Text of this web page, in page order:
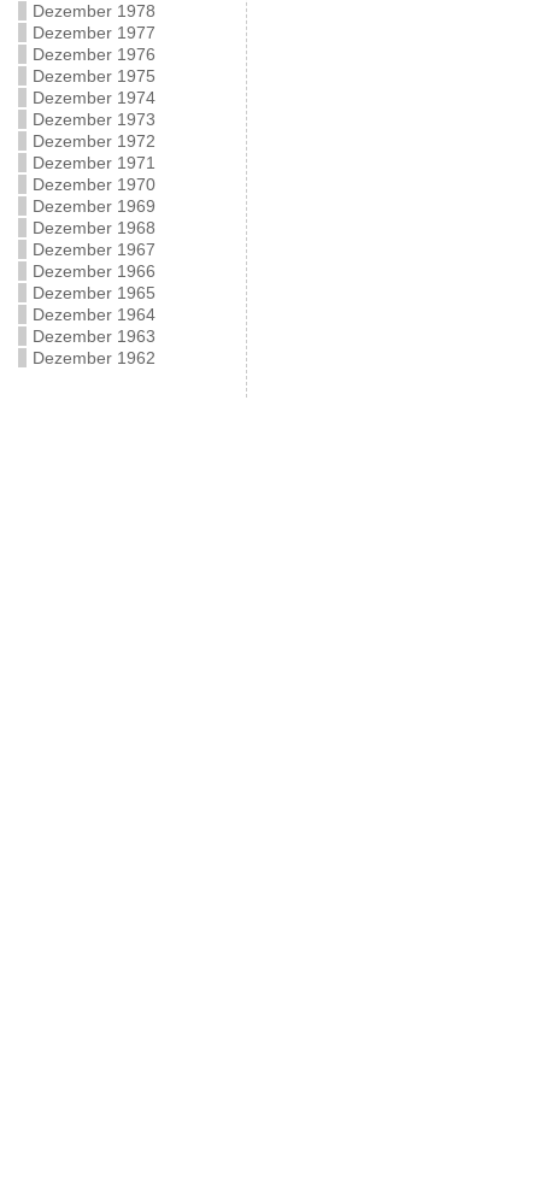
Dezember 1978
Dezember 1977
Dezember 1976
Dezember 1975
Dezember 1974
Dezember 1973
Dezember 1972
Dezember 1971
Dezember 1970
Dezember 1969
Dezember 1968
Dezember 1967
Dezember 1966
Dezember 1965
Dezember 1964
Dezember 1963
Dezember 1962